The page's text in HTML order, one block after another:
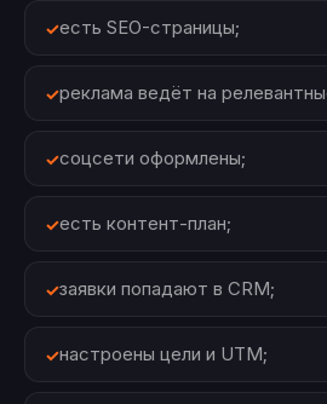
есть SEO-страницы;
реклама ведёт на
соцсети оформлены;
есть контент-план;
заявки попадают в CRM;
настроены цели и UTM;